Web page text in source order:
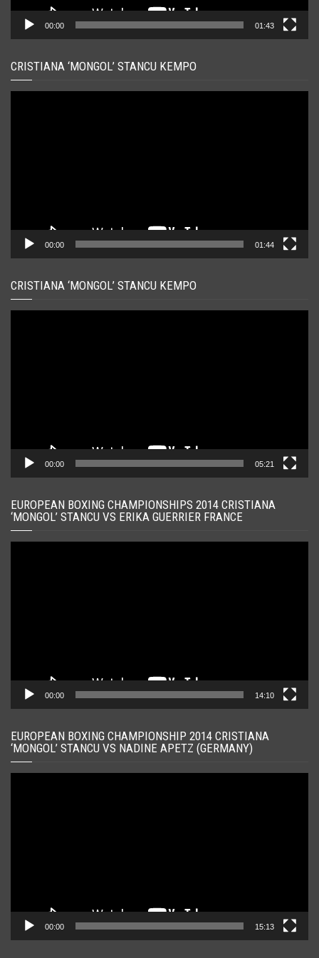
00:00 01:43
CRISTIANA ‘MONGOL’ STANCU KEMPO
00:00 01:44
CRISTIANA ‘MONGOL’ STANCU KEMPO
00:00 05:21
EUROPEAN BOXING CHAMPIONSHIPS 2014 CRISTIANA
‘MONGOL’ STANCU VS ERIKA GUERRIER FRANCE
00:00 14:10
EUROPEAN BOXING CHAMPIONSHIP 2014 CRISTIANA
‘MONGOL’ STANCU VS NADINE APETZ (GERMANY)
00:00 15:13